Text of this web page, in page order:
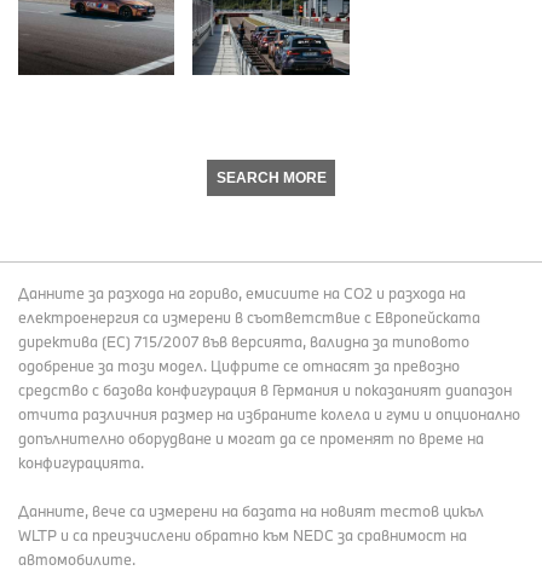
SEARCH MORE
Данните за разхода на гориво, емисиите на СО2 и разхода на
електроенергия са измерени в съответствие с Европейската
директива (EC) 715/2007 във версията, валидна за типовото
одобрение за този модел. Цифрите се отнасят за превозно
средство с базова конфигурация в Германия и показаният диапазон
отчита различния размер на избраните колела и гуми и опционално
допълнително оборудване и могат да се променят по време на
конфигурацията.
Данните, вече са измерени на базата на новият тестов цикъл
WLTP и са преизчислени обратно към NEDC за сравнимост на
автомобилите.